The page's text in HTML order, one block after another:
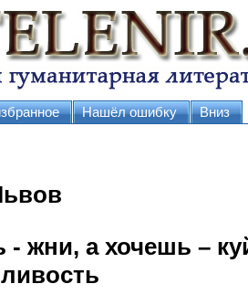
Нашёл ошибку Вниз
жни, а хочешь –